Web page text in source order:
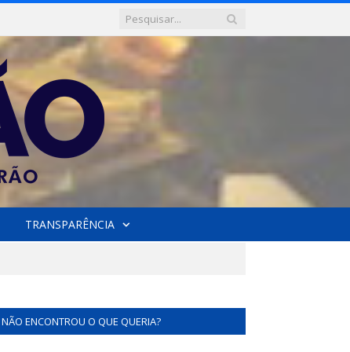
TRANSPARÊNCIA
NÃO ENCONTROU O QUE QUERIA?